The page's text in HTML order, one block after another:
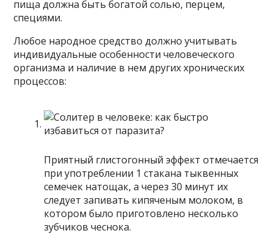
пища должна быть богатой солью, перцем,
специями.
Любое народное средство должно учитывать
индивидуальные особенности человеческого
организма и наличие в нем других хронических
процессов:
Приятный глистогонный эффект отмечается
при употреблении 1 стакана тыквенных
семечек натощак, а через 30 минут их
следует запивать кипяченым молоком, в
котором было приготовлено несколько
зубчиков чеснока.